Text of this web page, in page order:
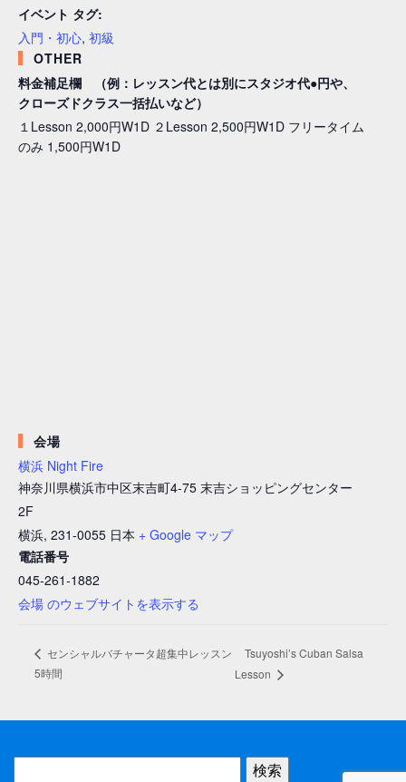
イベント タグ:
入門・初心, 初級
OTHER
料金補足欄 （例：レッスン代とは別にスタジオ代●円や、
クローズドクラス一括払いなど）
１Lesson 2,000円W1D ２Lesson 2,500円W1D フリータイム
のみ 1,500円W1D
会場
横浜 Night Fire
神奈川県横浜市中区末吉町4-75 末吉ショッピングセンター
2F
横浜, 231-0055 日本 + Google マップ
電話番号
045-261-1882
会場 のウェブサイトを表示する
センシャルバチャータ超集中レッスン
5時間
Tsuyoshi’s Cuban Salsa
Lesson